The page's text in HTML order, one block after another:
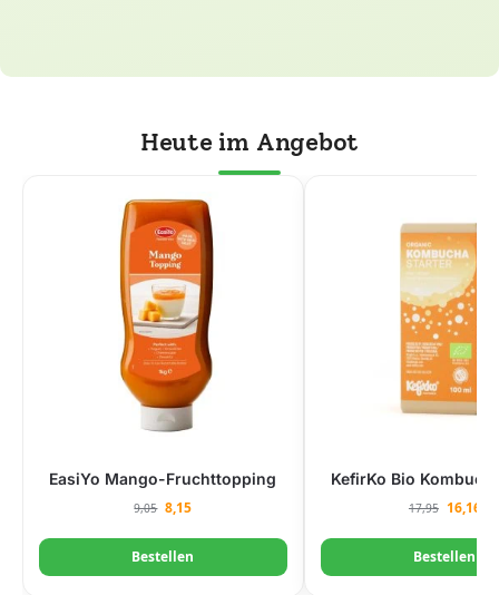
Heute im Angebot
EasiYo Mango-Fruchttopping
9,05 8,15
Bestellen
KefirKo Bio
17,95 16,16
Bestellen